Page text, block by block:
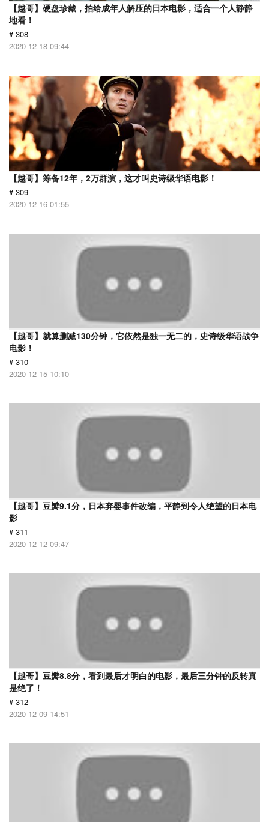
【越哥】硬盘珍藏，拍给成年人解压的日本电影，适合一个人静静
地看！
# 308
2020-12-18 09:44
【越哥】筹备12年，2万群演，这才叫史诗级华语电影！
# 309
2020-12-16 01:55
【越哥】就算删减130分钟，它依然是独一无二的，史诗级华语战争
电影！
# 310
2020-12-15 10:10
【越哥】豆瓣9.1分，日本弃婴事件改编，平静到令人绝望的日本电
影
# 311
2020-12-12 09:47
【越哥】豆瓣8.8分，看到最后才明白的电影，最后三分钟的反转真
是绝了！
# 312
2020-12-09 14:51